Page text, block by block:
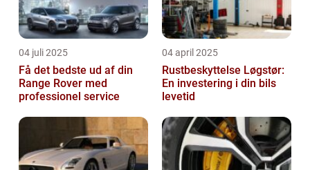
04 juli 2025
Få det bedste ud af din
Range Rover med
professionel service
04 april 2025
Rustbeskyttelse Løgstør:
En investering i din bils
levetid